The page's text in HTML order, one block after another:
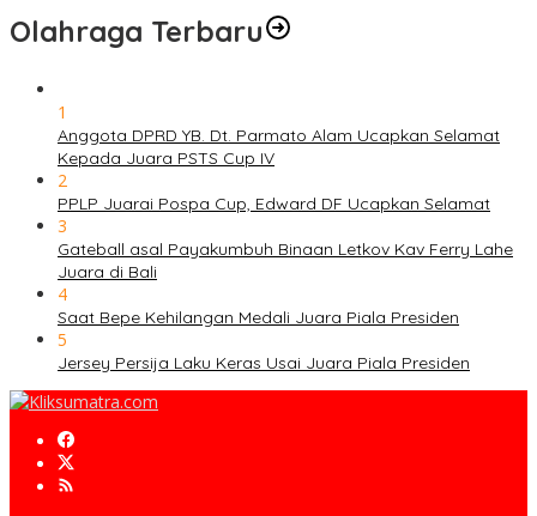
Olahraga Terbaru
1
Anggota DPRD YB. Dt. Parmato Alam Ucapkan Selamat
Kepada Juara PSTS Cup IV
2
PPLP Juarai Pospa Cup, Edward DF Ucapkan Selamat
3
Gateball asal Payakumbuh Binaan Letkov Kav Ferry Lahe
Juara di Bali
4
Saat Bepe Kehilangan Medali Juara Piala Presiden
5
Jersey Persija Laku Keras Usai Juara Piala Presiden